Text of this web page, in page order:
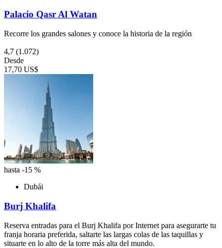
Palacio Qasr Al Watan
Recorre los grandes salones y conoce la historia de la región
4,7 (1.072)
Desde
17,70 US$
hasta -15 %
Dubái
Burj Khalifa
Reserva entradas para el Burj Khalifa por Internet para asegurarte tu
franja horaria preferida, saltarte las largas colas de las taquillas y
situarte en lo alto de la torre más alta del mundo.